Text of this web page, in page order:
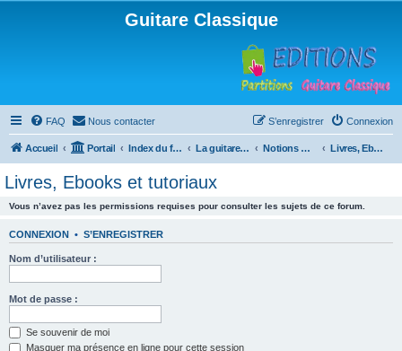
Guitare Classique
FAQ Nous contacter Connexion
S’enregistrer
Accueil Portail Index du forum La guitare : instrument, cours et théorie Notions musicales Livres, Ebooks et tutoriaux
Livres, Ebooks et tutoriaux
Vous n’avez pas les permissions requises pour consulter les sujets de ce forum.
CONNEXION • S’ENREGISTRER
Nom d’utilisateur :
Mot de passe :
Se souvenir de moi
Masquer ma présence en ligne pour cette session